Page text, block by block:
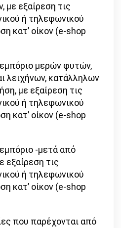
με εξαίρεση τις
ή τηλεφωνικού
κατ’ οίκον (e-shop
μερών φυτών,
λειχήνων, κατάλληλων
με εξαίρεση τις
ή τηλεφωνικού
κατ’ οίκον (e-shop
-μετά από
εξαίρεση τις
ή τηλεφωνικού
κατ’ οίκον (e-shop
που παρέχονται από